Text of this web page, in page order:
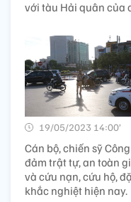
với tàu Hải quân của
19/05/2023 14:00’
Cán bộ, chiến sỹ
đảm trật tự, an toàn
và cứu nạn, cứu hộ,
khắc nghiệt hiện nay.